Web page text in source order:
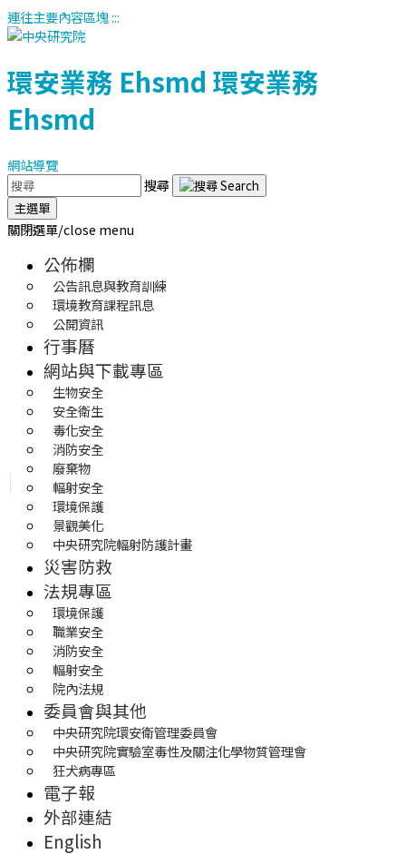
連往主要內容區塊:::
環安業務 Ehsmd 環安業務
Ehsmd
網站導覽
搜尋
主選單
關閉選單/close menu
公佈欄
公告訊息與教育訓練
環境教育課程訊息
公開資訊
行事曆
網站與下載專區
生物安全
安全衛生
毒化安全
消防安全
廢棄物
輻射安全
環境保護
景觀美化
中央研究院輻射防護計畫
災害防救
法規專區
環境保護
職業安全
消防安全
輻射安全
院內法規
委員會與其他
中央研究院環安衛管理委員會
中央研究院實驗室毒性及關注化學物質管理會
狂犬病專區
電子報
外部連結
English